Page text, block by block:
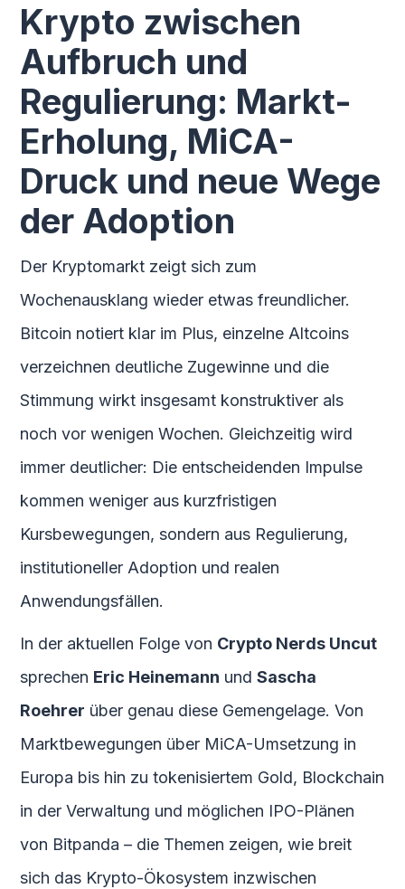
Krypto zwischen
Aufbruch und
Regulierung: Markt-
Erholung, MiCA-
Druck und neue Wege
der Adoption
Der Kryptomarkt zeigt sich zum
Wochenausklang wieder etwas freundlicher.
Bitcoin notiert klar im Plus, einzelne Altcoins
verzeichnen deutliche Zugewinne und die
Stimmung wirkt insgesamt konstruktiver als
noch vor wenigen Wochen. Gleichzeitig wird
immer deutlicher: Die entscheidenden Impulse
kommen weniger aus kurzfristigen
Kursbewegungen, sondern aus Regulierung,
institutioneller Adoption und realen
Anwendungsfällen.
In der aktuellen Folge von Crypto Nerds Uncut
sprechen Eric Heinemann undSascha
Roehrer über genau diese Gemengelage. Von
Marktbewegungen über MiCA-Umsetzung in
Europa bis hin zu tokenisiertem Gold, Blockchain
in der Verwaltung und möglichen IPO-Plänen
von Bitpanda – die Themen zeigen, wie breit
sich das Krypto-Ökosystem inzwischen